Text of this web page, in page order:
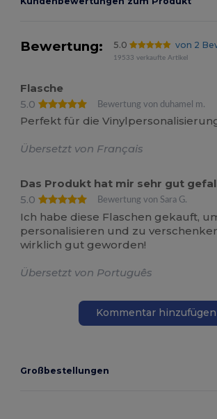
Bewertung: 5.0 von 2
19533 verkaufte Artikel
Flasche
5.0
Bewertung von duhamel m.
Perfekt für die
Übersetzt von Français
Das Produkt hat mir sehr gut
5.0
Bewertung von Sara G.
Ich habe diese Flaschen gekauft,
personalisieren und zu
wirklich gut geworden!
Übersetzt von Português
Kommentar hinzufügen
Großbestellungen